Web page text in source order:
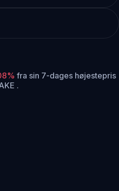
fra sin 7-dages højestepris
.